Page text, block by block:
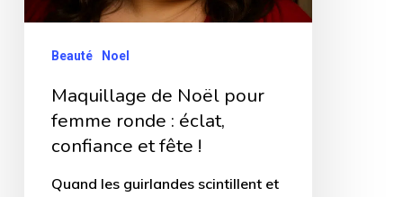
éclat,
Beauté Noel
Maquillage de Noël pour
femme ronde : éclat,
confiance et fête !
Quand les guirlandes scintillent et